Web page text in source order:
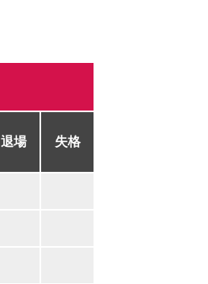
退場
失格